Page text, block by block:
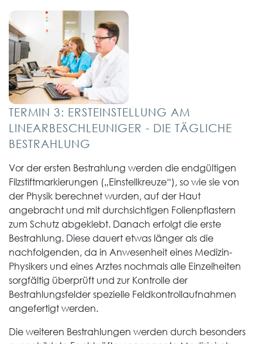
TERMIN 3: ERSTEINSTELLUNG AM
LINEARBESCHLEUNIGER - DIE TÄGLICHE
BESTRAHLUNG
Vor der ersten Bestrahlung werden die endgültigen
Filzstiftmarkierungen („Einstellkreuze“), so wie sie von
der Physik berechnet wurden, auf der Haut
angebracht und mit durchsichtigen Folienpflastern
zum Schutz abgeklebt. Danach erfolgt die erste
Bestrahlung. Diese dauert etwas länger als die
nachfolgenden, da in Anwesenheit eines Medizin-
Physikers und eines Arztes nochmals alle Einzelheiten
sorgfältig überprüft und zur Kontrolle der
Bestrahlungsfelder spezielle Feldkontrollaufnahmen
angefertigt werden.
Die weiteren Bestrahlungen werden durch besonders